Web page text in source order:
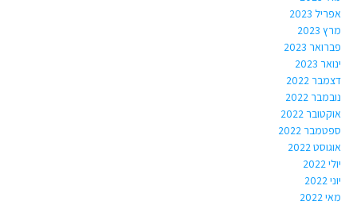
אפריל 2023
מרץ 2023
פברואר 2023
ינואר 2023
דצמבר 2022
נובמבר 2022
אוקטובר 2022
ספטמבר 2022
אוגוסט 2022
יולי 2022
יוני 2022
מאי 2022